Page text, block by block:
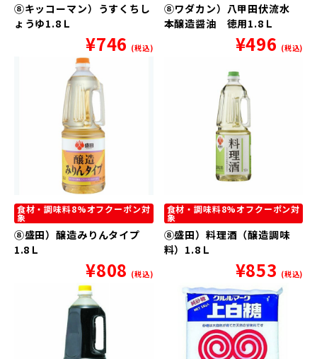
⑧キッコーマン）うすくちし
ょうゆ1.8Ｌ
¥746 (税込)
⑧ワダカン）八甲田伏流水
本醸造醤油 徳用1.8Ｌ
¥496 (税込)
食材・調味料8%オフクーポン対
象
⑧盛田）醸造みりんタイプ
1.8Ｌ
¥808 (税込)
食材・調味料8%オフクーポン対
象
⑧盛田）料理酒（醸造調味
料）1.8Ｌ
¥853 (税込)